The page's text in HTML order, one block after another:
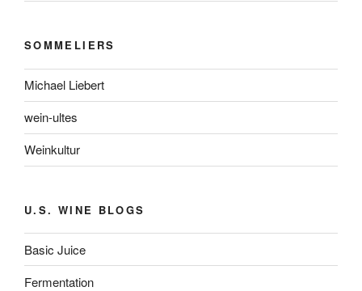
SOMMELIERS
Michael Liebert
wein-ultes
Weinkultur
U.S. WINE BLOGS
Basic Juice
Fermentation